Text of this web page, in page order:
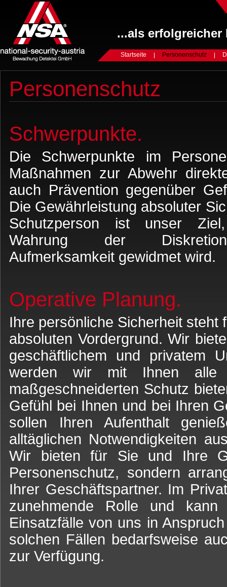
...als
Startseite Personenschutz
Personenschutz
Schwerpunkte.
Die Schwerpunkte im
Maßnahmen zur Abwehr
auch Prävention gegenüber
Die Gewährleistung absoluter
Schutzperson ist unser
Wahrung der
Aufmerksamkeit gewidmet wird.
Operative Planung.
Ihre persönliche Sicherheit steht
absoluten Vordergrund. Wir
geschäftlichem und privatem
werden wir mit Ihnen alle
maßgeschneiderten Schutz
Gefühl bei Ihnen und bei Ihren
sollen Ihren Aufenthalt
alltäglichen Notwendigkeiten
Wir bieten für Sie und Ihre
Personenschutz, sondern
Ihrer Geschäftspartner. Im
zunehmende Rolle und
Einsatzfälle von uns in
solchen Fällen bedarfsweise
zur Verfügung.